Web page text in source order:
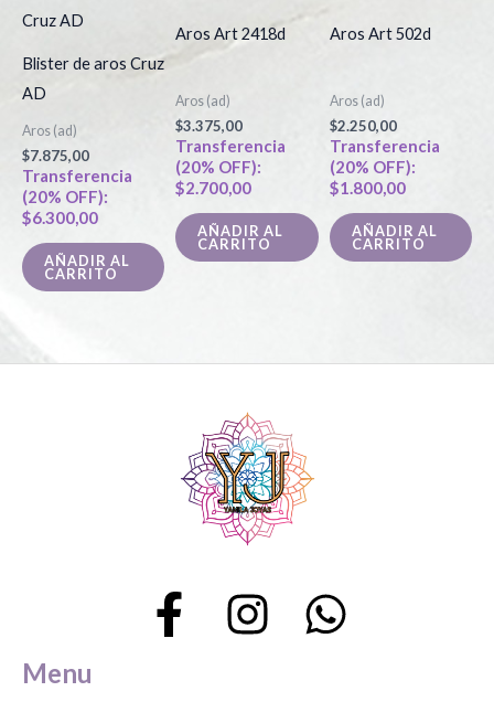
Blister de aros Cruz
AD
Aros (ad)
$7.875,00
Transferencia
(20% OFF):
$6.300,00
AÑADIR AL
CARRITO
Aros Art 2418d
Aros (ad)
$3.375,00
Transferencia
(20% OFF):
$2.700,00
AÑADIR AL
CARRITO
Aros Art 502d
Aros (ad)
$2.250,00
Transferencia
(20% OFF):
$1.800,00
AÑADIR AL
CARRITO
Menu